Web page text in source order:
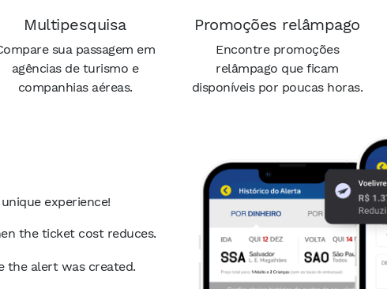
Multipesquisa
sua passagem em
agências de turismo e
companhias aéreas.
Promoções relâmpago
Encontre promoções
relâmpago que ficam
disponíveis por poucas horas.
experience!
the ticket cost reduces.
the alert was created.